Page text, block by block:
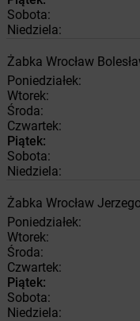
Sobota:
Niedziela:
Żabka Wrocław
Poniedziałek:
Wtorek:
Środa:
Czwartek:
Piątek:
Sobota:
Niedziela:
Żabka Wrocław
Poniedziałek:
Wtorek:
Środa:
Czwartek:
Piątek:
Sobota:
Niedziela: